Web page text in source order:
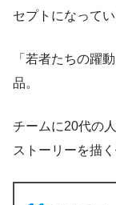
セプトになってい
「若者たちの躍
品。
チームに20代の
ストーリーを描